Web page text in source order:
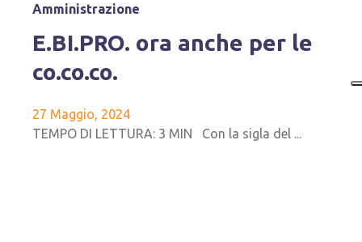
Amministrazione
E.BI.PRO. ora anche per le
co.co.co.
27 Maggio, 2024
TEMPO DI LETTURA: 3 MIN Con la sigla del ...